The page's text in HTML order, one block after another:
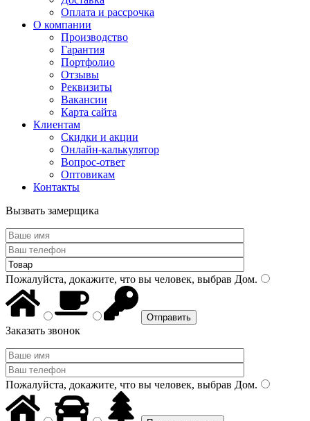
Оплата и рассрочка
О компании
Производство
Гарантия
Портфолио
Отзывы
Реквизиты
Вакансии
Карта сайта
Клиентам
Скидки и акции
Онлайн-калькулятор
Вопрос-ответ
Оптовикам
Контакты
Вызвать замерщика
Пожалуйста, докажите, что вы человек, выбрав Дом.
Заказать звонок
Пожалуйста, докажите, что вы человек, выбрав Дом.